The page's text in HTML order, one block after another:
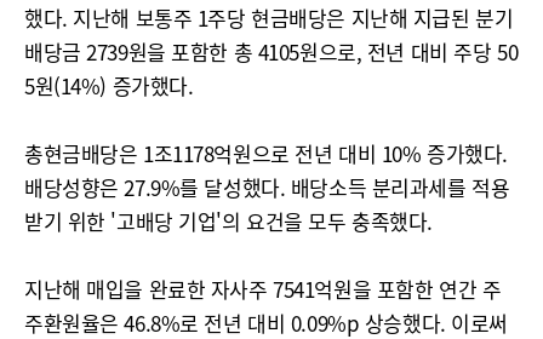
했다. 지난해 보통주 1주당 현금배당은 지난해 지급된 분기
배당금 2739원을 포함한 총 4105원으로, 전년 대비 주당 50
5원(14%) 증가했다.
총현금배당은 1조1178억원으로 전년 대비 10% 증가했다.
배당성향은 27.9%를 달성했다. 배당소득 분리과세를 적용
받기 위한 '고배당 기업'의 요건을 모두 충족했다.
지난해 매입을 완료한 자사주 7541억원을 포함한 연간 주
주환원율은 46.8%로 전년 대비 0.09%p 상승했다. 이로써